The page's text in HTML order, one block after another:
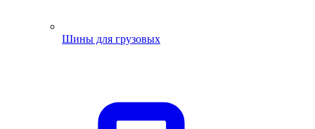
Шины для грузовых